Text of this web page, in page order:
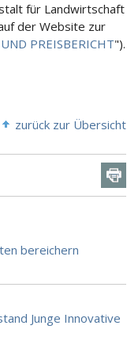
für Landwirtschaft
der Website zur
PREISBERICHT").
zurück zur Übersicht
bereichern
Junge Innovative